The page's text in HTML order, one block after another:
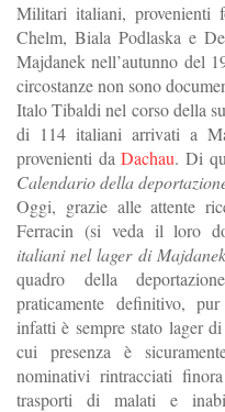
Militari italiani, provenienti
Chelm, Biala Podlaska e
Majdanek nell’autunno del
circostanze non sono
Italo Tibaldi nel corso della
di 114 italiani arrivati a
provenienti daDachau. Di
Calendario della
Oggi, grazie alle attente
Ferracin (si veda il loro
italiani nel lager di Majdanek
quadro della
praticamente definitivo,
infatti è sempre stato lager
cui presenza è
nominativi rintracciati
trasporti di malati e